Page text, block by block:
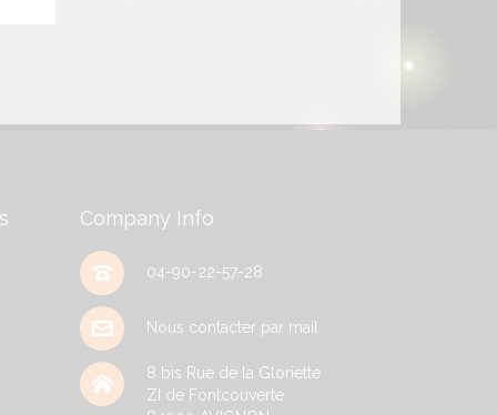
Company Info
04-90-22-57-28
Nous contacter par mail
8 bis Rue de la Gloriette
ZI de Fontcouverte